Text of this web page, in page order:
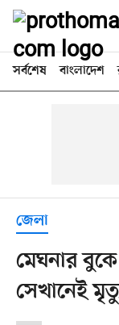
সর্বশেষ বাংলাদেশ
জেলা
মেঘনার
সেখানেই